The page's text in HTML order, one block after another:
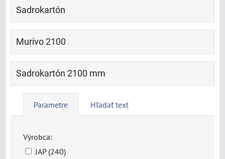
Sadrokartón
Murivo 2100
Sadrokartón 2100 mm
Parametre Hľadať text
Výrobca:
JAP (240)